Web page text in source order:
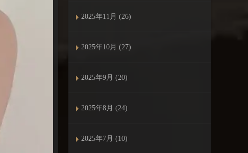
2025年11月 (26)
2025年10月 (27)
2025年9月 (20)
2025年8月 (24)
2025年7月 (10)